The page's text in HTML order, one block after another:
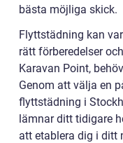
bästa möjliga skick.
Flyttstädning kan
rätt förberedelser
Karavan Point,
Genom att välja en
flyttstädning i
lämnar ditt tidigare
att etablera dig i ditt